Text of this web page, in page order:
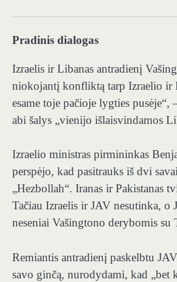
Pradinis dialogas
Izraelis ir Libanas antradienį
niokojantį konfliktą tarp Izraelio ir
esame toje pačioje lygties
abi šalys „vienijo išlaisvindamos
Izraelio ministras pirmininkas
perspėjo, kad pasitrauks iš dvi
„Hezbollah“. Iranas ir Pakistanas
Tačiau Izraelis ir JAV nesutinka, o
neseniai Vašingtono derybomis su
Remiantis antradienį paskelbtu
savo ginčą, nurodydami, kad „bet